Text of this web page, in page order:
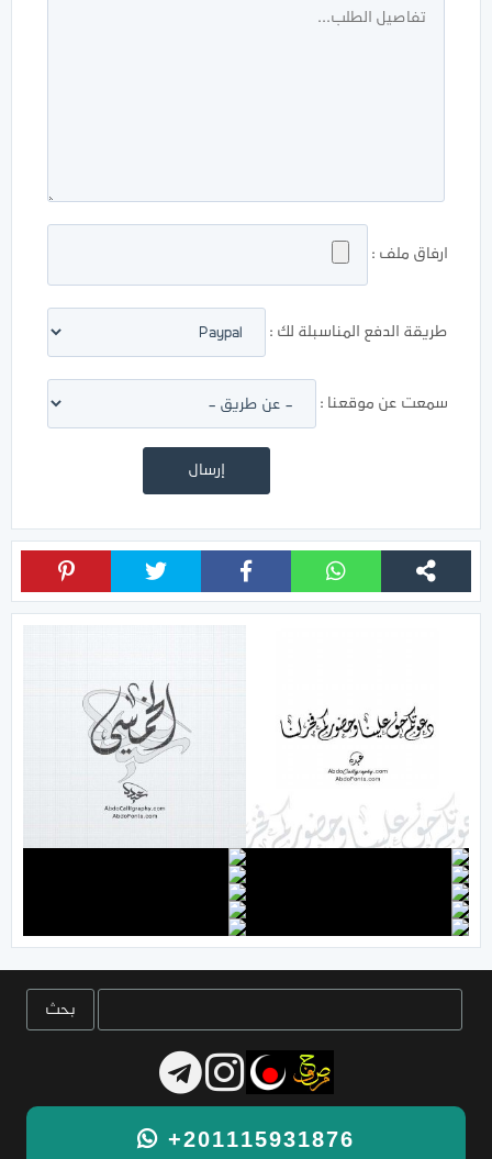
ارفاق ملف :
طريقة الدفع المناسبلة لك :
سمعت عن موقعنا :
+201115931876